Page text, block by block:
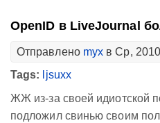
OpenID в LiveJournal
Отправлено myx в Ср,
Tags:
ljsuxx
ЖЖ из-за своей идиотской
подложил свинью своим